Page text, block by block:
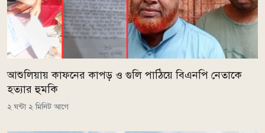
আশুলিয়ায় কাফনের কাপড় ও গুলি পাঠিয়ে বিএনপি নেতাকে
হত্যার হুমকি
২ ঘন্টা ২ মিনিট আগে